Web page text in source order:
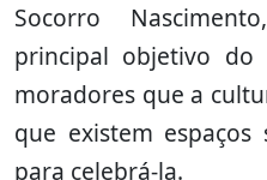
Socorro
principal objetivo
moradores que a
que existem
para celebrá-la.